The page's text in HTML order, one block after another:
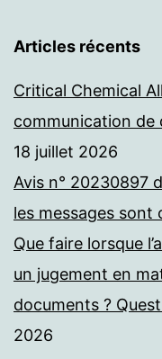
Articles récents
Critical Chemical
communication de
18 juillet 2026
Avis n° 20230897
les messages sont
Que faire lorsque
un jugement en
documents ?
2026